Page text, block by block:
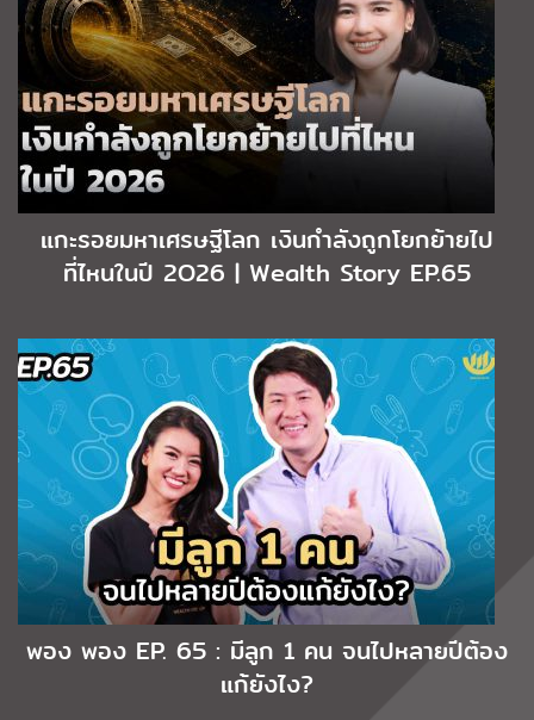
แกะรอยมหาเศรษฐีโลก เงินกำลังถูกโยกย้ายไป
ที่ไหนในปี 2O26 | Wealth Story EP.65
พอง พอง EP. 65 : มีลูก 1 คน จนไปหลายปีต้อง
แก้ยังไง?